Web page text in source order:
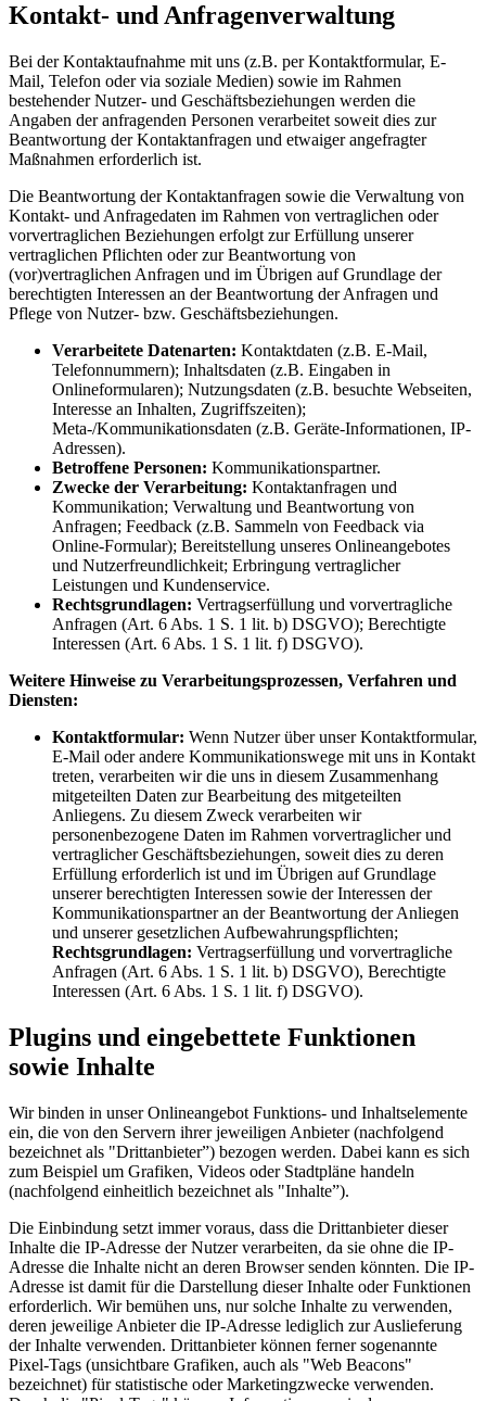
Kontakt- und Anfragenverwaltung
Bei der Kontaktaufnahme mit uns (z.B. per Kontaktformular, E-
Mail, Telefon oder via soziale Medien) sowie im Rahmen
bestehender Nutzer- und Geschäftsbeziehungen werden die
Angaben der anfragenden Personen verarbeitet soweit dies zur
Beantwortung der Kontaktanfragen und etwaiger angefragter
Maßnahmen erforderlich ist.
Die Beantwortung der Kontaktanfragen sowie die Verwaltung von
Kontakt- und Anfragedaten im Rahmen von vertraglichen oder
vorvertraglichen Beziehungen erfolgt zur Erfüllung unserer
vertraglichen Pflichten oder zur Beantwortung von
(vor)vertraglichen Anfragen und im Übrigen auf Grundlage der
berechtigten Interessen an der Beantwortung der Anfragen und
Pflege von Nutzer- bzw. Geschäftsbeziehungen.
Verarbeitete Datenarten: Kontaktdaten (z.B. E-Mail,
Telefonnummern); Inhaltsdaten (z.B. Eingaben in
Onlineformularen); Nutzungsdaten (z.B. besuchte Webseiten,
Interesse an Inhalten, Zugriffszeiten);
Meta-/Kommunikationsdaten (z.B. Geräte-Informationen, IP-
Adressen).
Betroffene Personen: Kommunikationspartner.
Zwecke der Verarbeitung: Kontaktanfragen und
Kommunikation; Verwaltung und Beantwortung von
Anfragen; Feedback (z.B. Sammeln von Feedback via
Online-Formular); Bereitstellung unseres Onlineangebotes
und Nutzerfreundlichkeit; Erbringung vertraglicher
Leistungen und Kundenservice.
Rechtsgrundlagen: Vertragserfüllung und vorvertragliche
Anfragen (Art. 6 Abs. 1 S. 1 lit. b) DSGVO); Berechtigte
Interessen (Art. 6 Abs. 1 S. 1 lit. f) DSGVO).
Weitere Hinweise zu Verarbeitungsprozessen, Verfahren und
Diensten:
Kontaktformular: Wenn Nutzer über unser Kontaktformular,
E-Mail oder andere Kommunikationswege mit uns in Kontakt
treten, verarbeiten wir die uns in diesem Zusammenhang
mitgeteilten Daten zur Bearbeitung des mitgeteilten
Anliegens. Zu diesem Zweck verarbeiten wir
personenbezogene Daten im Rahmen vorvertraglicher und
vertraglicher Geschäftsbeziehungen, soweit dies zu deren
Erfüllung erforderlich ist und im Übrigen auf Grundlage
unserer berechtigten Interessen sowie der Interessen der
Kommunikationspartner an der Beantwortung der Anliegen
und unserer gesetzlichen Aufbewahrungspflichten;
Rechtsgrundlagen: Vertragserfüllung und vorvertragliche
Anfragen (Art. 6 Abs. 1 S. 1 lit. b) DSGVO), Berechtigte
Interessen (Art. 6 Abs. 1 S. 1 lit. f) DSGVO).
Plugins und eingebettete Funktionen
sowie Inhalte
Wir binden in unser Onlineangebot Funktions- und Inhaltselemente
ein, die von den Servern ihrer jeweiligen Anbieter (nachfolgend
bezeichnet als "Drittanbieter”) bezogen werden. Dabei kann es sich
zum Beispiel um Grafiken, Videos oder Stadtpläne handeln
(nachfolgend einheitlich bezeichnet als "Inhalte”).
Die Einbindung setzt immer voraus, dass die Drittanbieter dieser
Inhalte die IP-Adresse der Nutzer verarbeiten, da sie ohne die IP-
Adresse die Inhalte nicht an deren Browser senden könnten. Die IP-
Adresse ist damit für die Darstellung dieser Inhalte oder Funktionen
erforderlich. Wir bemühen uns, nur solche Inhalte zu verwenden,
deren jeweilige Anbieter die IP-Adresse lediglich zur Auslieferung
der Inhalte verwenden. Drittanbieter können ferner sogenannte
Pixel-Tags (unsichtbare Grafiken, auch als "Web Beacons"
bezeichnet) für statistische oder Marketingzwecke verwenden.